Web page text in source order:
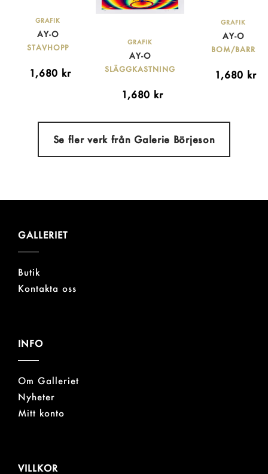
GRAFIK
AY-O
STAVHOPP
1,680 kr
GRAFIK
AY-O
SLÄGGKASTNING
1,680 kr
GRAFIK
AY-O
BOM/BARR
1,680 kr
Se fler verk från Galerie Börjeson
GALLERIET
Butik
Kontakta oss
INFO
Om Galleriet
Nyheter
Mitt konto
VILLKOR